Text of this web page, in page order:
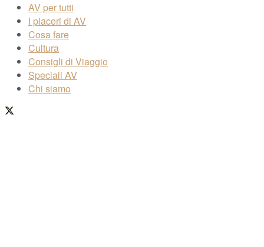
AV per tutti
I piaceri di AV
Cosa fare
Cultura
Consigli di Viaggio
Speciali AV
Chi siamo